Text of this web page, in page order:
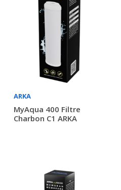
ARKA
MyAqua 400 Filtre
Charbon C1 ARKA